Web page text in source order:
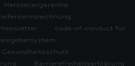
Herstellergarantie
Newsletter
code-of-conduct für
Barrierefreiheitserklärung